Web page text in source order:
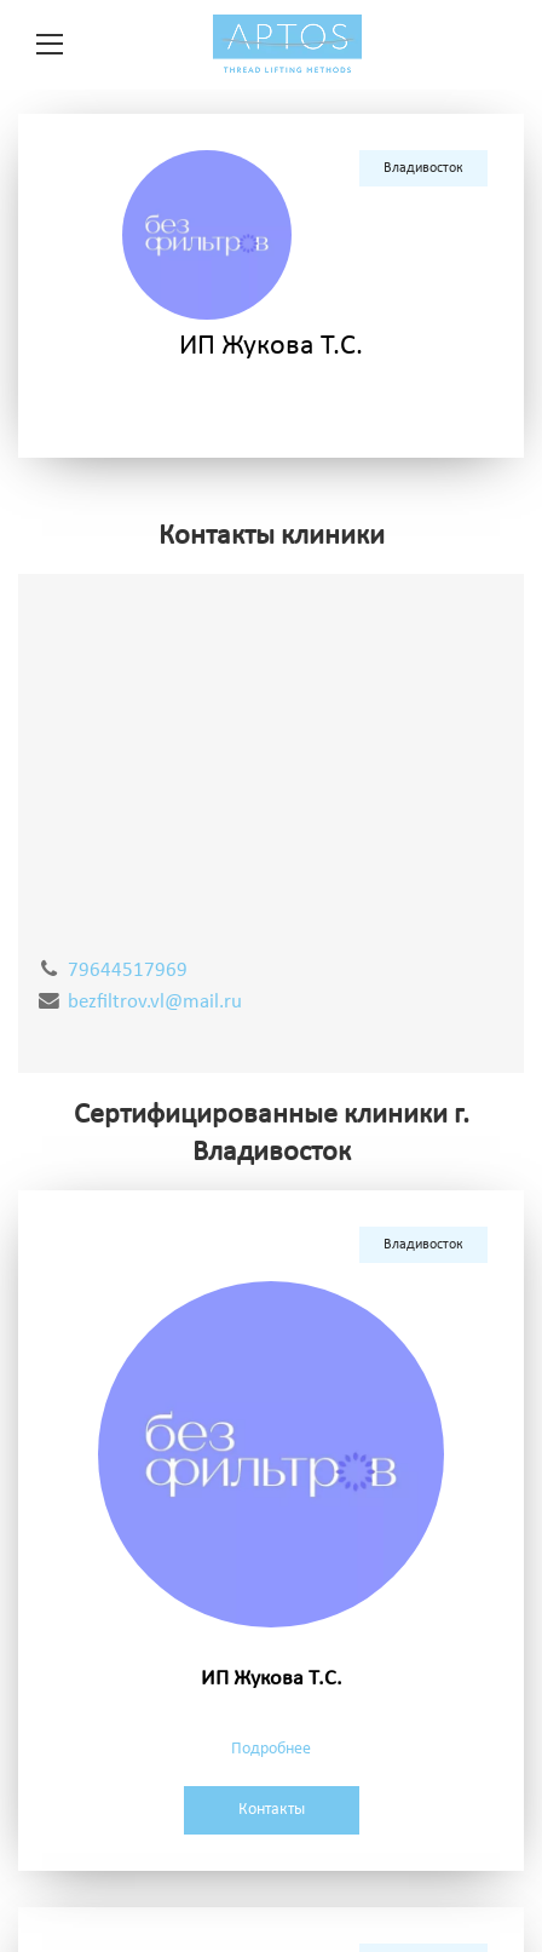
Владивосток
ИП Жукова Т.С.
Контакты клиники
79644517969
bezfiltrov.vl@mail.ru
Сертифицированные клиники г.
Владивосток
Владивосток
ИП Жукова Т.С.
Подробнее
Контакты